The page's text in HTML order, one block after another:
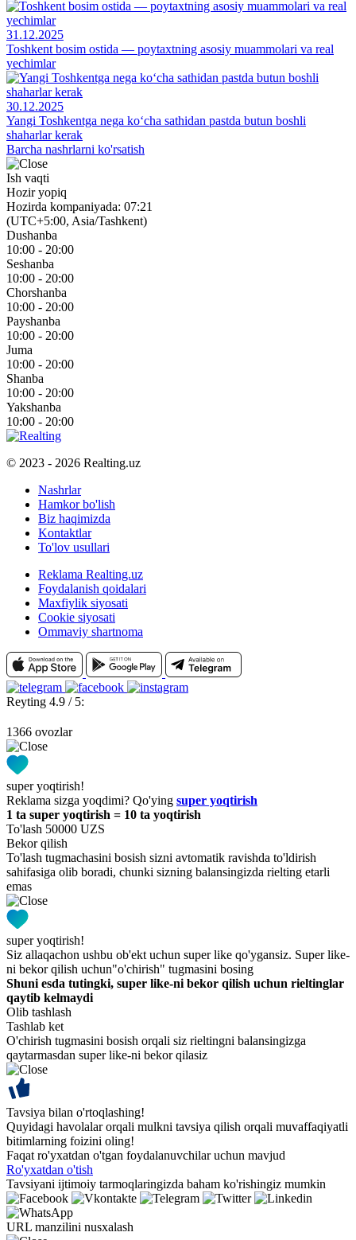
31.12.2025
Toshkent bosim ostida — poytaxtning asosiy muammolari va real
yechimlar
30.12.2025
Yangi Toshkentga nega ko‘cha sathidan pastda butun boshli
shaharlar kerak
Barcha nashrlarni ko'rsatish
Ish vaqti
Hozir yopiq
Hozirda kompaniyada: 07:21
(UTC+5:00, Asia/Tashkent)
Dushanba
10:00 - 20:00
Seshanba
10:00 - 20:00
Chorshanba
10:00 - 20:00
Payshanba
10:00 - 20:00
Juma
10:00 - 20:00
Shanba
10:00 - 20:00
Yakshanba
10:00 - 20:00
© 2023 - 2026 Realting.uz
Nashrlar
Hamkor bo'lish
Biz haqimizda
Kontaktlar
To'lov usullari
Reklama Realting.uz
Foydalanish qoidalari
Maxfiylik siyosati
Cookie siyosati
Ommaviy shartnoma
Reyting 4.9 / 5:
1366 ovozlar
super yoqtirish!
Reklama sizga yoqdimi? Qo'ying super yoqtirish
1 ta super yoqtirish = 10 ta yoqtirish
To'lash 50000 UZS
Bekor qilish
To'lash tugmachasini bosish sizni avtomatik ravishda to'ldirish
sahifasiga olib boradi, chunki sizning balansingizda rielting etarli
emas
super yoqtirish!
Siz allaqachon ushbu ob'ekt uchun super like qo'ygansiz. Super like-
ni bekor qilish uchun"o'chirish" tugmasini bosing
Shuni esda tutingki, super like-ni bekor qilish uchun rieltinglar
qaytib kelmaydi
Olib tashlash
Tashlab ket
O'chirish tugmasini bosish orqali siz rieltingni balansingizga
qaytarmasdan super like-ni bekor qilasiz
Tavsiya bilan o'rtoqlashing!
Quyidagi havolalar orqali mulkni tavsiya qilish orqali muvaffaqiyatli
bitimlarning foizini oling!
Faqat ro'yxatdan o'tgan foydalanuvchilar uchun mavjud
Ro'yxatdan o'tish
Tavsiyani ijtimoiy tarmoqlaringizda baham ko'rishingiz mumkin
URL manzilini nusxalash